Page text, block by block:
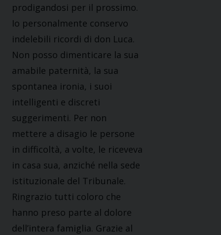
prodigandosi per il prossimo.
Io personalmente conservo
indelebili ricordi di don Luca.
Non posso dimenticare la sua
amabile paternità, la sua
spontanea ironia, i suoi
intelligenti e discreti
suggerimenti. Per non
mettere a disagio le persone
in difficoltà, a volte, le riceveva
in casa sua, anziché nella sede
istituzionale del Tribunale.
Ringrazio tutti coloro che
hanno preso parte al dolore
dell’intera famiglia. Grazie al